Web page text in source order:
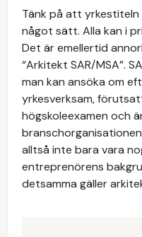
Tänk på att yrkestiteln
något sätt. Alla kan i
Det är emellertid
“Arkitekt SAR/MSA”.
man kan ansöka om
yrkesverksam,
högskoleexamen och
alltså inte bara vara
entreprenörens
detsamma gäller